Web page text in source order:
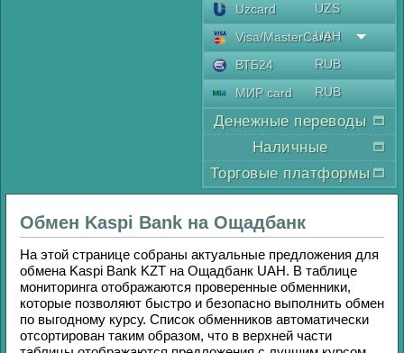
Uzcard
UZS
Visa/MasterCard
UAH
ВТБ24
RUB
МИР card
RUB
Денежные переводы
Наличные
Торговые платформы
Обмен Kaspi Bank на Ощадбанк
На этой странице собраны актуальные предложения для
обмена Kaspi Bank KZT на Ощадбанк UAH. В таблице
мониторинга отображаются проверенные обменники,
которые позволяют быстро и безопасно выполнить обмен
по выгодному курсу. Список обменников автоматически
отсортирован таким образом, что в верхней части